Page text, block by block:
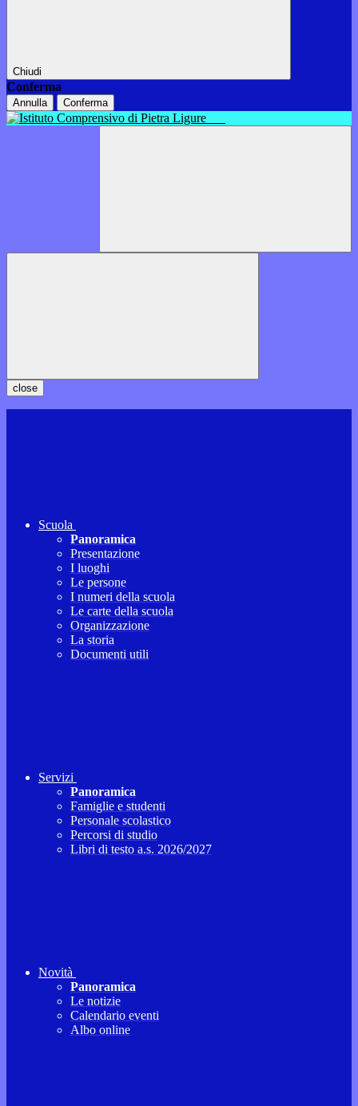
Chiudi
Conferma
Annulla Conferma
close
Scuola
Panoramica
Presentazione
I luoghi
Le persone
I numeri della scuola
Le carte della scuola
Organizzazione
La storia
Documenti utili
Servizi
Panoramica
Famiglie e studenti
Personale scolastico
Percorsi di studio
Libri di testo a.s. 2026/2027
Novità
Panoramica
Le notizie
Calendario eventi
Albo online